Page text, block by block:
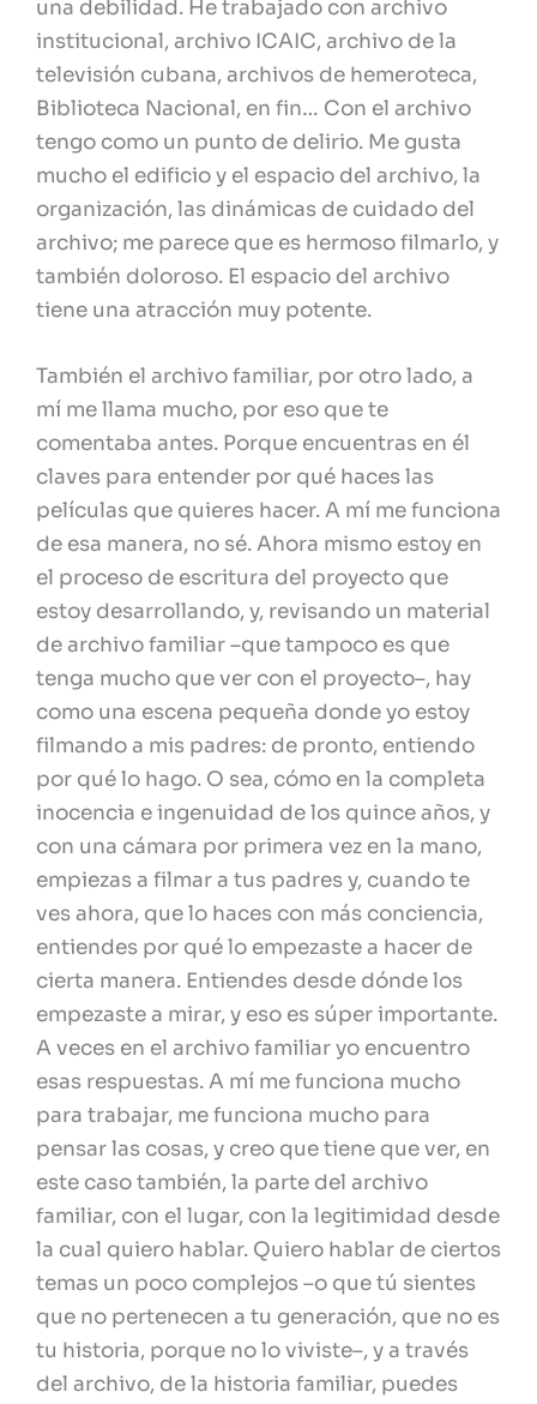
una debilidad. He trabajado con archivo
institucional, archivo ICAIC, archivo de la
televisión cubana, archivos de hemeroteca,
Biblioteca Nacional, en fin… Con el archivo
tengo como un punto de delirio. Me gusta
mucho el edificio y el espacio del archivo, la
organización, las dinámicas de cuidado del
archivo; me parece que es hermoso filmarlo, y
también doloroso. El espacio del archivo
tiene una atracción muy potente.
También el archivo familiar, por otro lado, a
mí me llama mucho, por eso que te
comentaba antes. Porque encuentras en él
claves para entender por qué haces las
películas que quieres hacer. A mí me funciona
de esa manera, no sé. Ahora mismo estoy en
el proceso de escritura del proyecto que
estoy desarrollando, y, revisando un material
de archivo familiar –que tampoco es que
tenga mucho que ver con el proyecto–, hay
como una escena pequeña donde yo estoy
filmando a mis padres: de pronto, entiendo
por qué lo hago. O sea, cómo en la completa
inocencia e ingenuidad de los quince años, y
con una cámara por primera vez en la mano,
empiezas a filmar a tus padres y, cuando te
ves ahora, que lo haces con más conciencia,
entiendes por qué lo empezaste a hacer de
cierta manera. Entiendes desde dónde los
empezaste a mirar, y eso es súper importante.
A veces en el archivo familiar yo encuentro
esas respuestas. A mí me funciona mucho
para trabajar, me funciona mucho para
pensar las cosas, y creo que tiene que ver, en
este caso también, la parte del archivo
familiar, con el lugar, con la legitimidad desde
la cual quiero hablar. Quiero hablar de ciertos
temas un poco complejos –o que tú sientes
que no pertenecen a tu generación, que no es
tu historia, porque no lo viviste–, y a través
del archivo, de la historia familiar, puedes